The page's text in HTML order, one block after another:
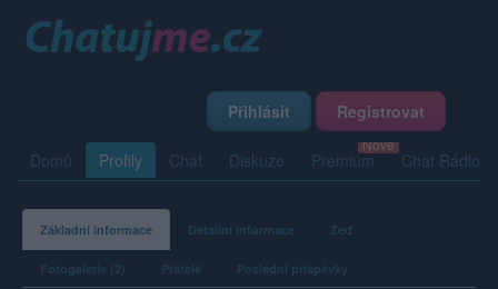
Přihlásit Registrovat
Domů Profily Chat Diskuze Premium Chat Rádio
Základní informace Detailní informace Zeď
Fotogalerie (2) Přátelé Poslední příspěvky